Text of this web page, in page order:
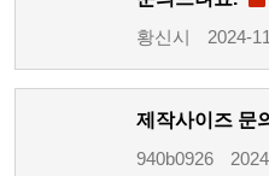
황신시
2024-
제작사이즈 문
940b0926